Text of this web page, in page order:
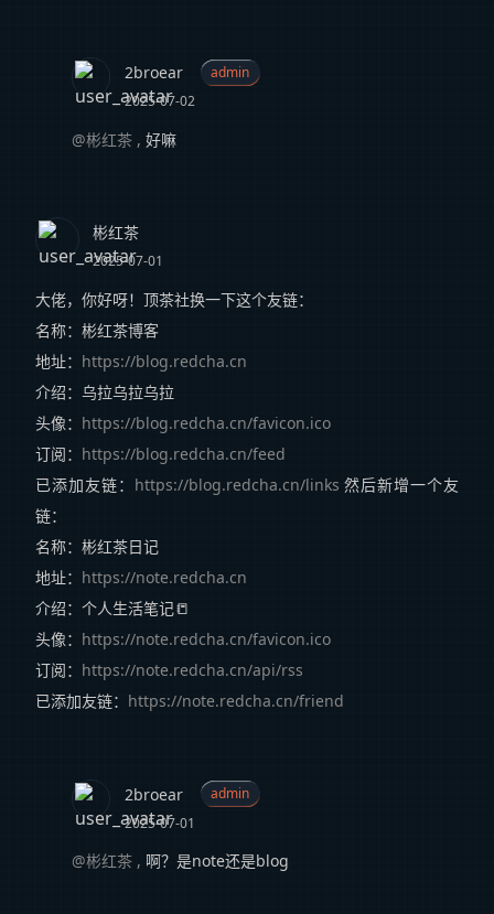
2broear
admin
2025-07-02
@彬红茶, 好嘛
彬红茶
2025-07-01
大佬，你好呀！顶茶社换一下这个友链：
名称：彬红茶博客
地址： https://blog.redcha.cn
介绍：乌拉乌拉乌拉
头像： https://blog.redcha.cn/favicon.ico
订阅： https://blog.redcha.cn/feed
已添加友链： https://blog.redcha.cn/links 然后新增一个友
链：
名称：彬红茶日记
地址： https://note.redcha.cn
介绍：个人生活笔记📒
头像： https://note.redcha.cn/favicon.ico
订阅： https://note.redcha.cn/api/rss
已添加友链： https://note.redcha.cn/friend
2broear
admin
2025-07-01
@彬红茶, 啊？是note还是blog